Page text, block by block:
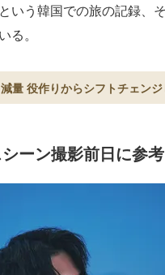
いう韓国での旅の記録、
。
量 役作りからシフトチェン
ーン撮影前日に参